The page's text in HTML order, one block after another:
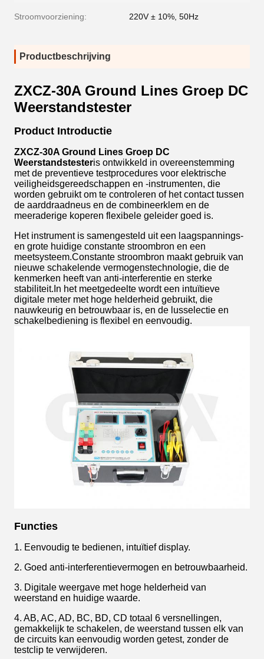
Stroomvoorziening: 220V ± 10%, 50Hz
Productbeschrijving
ZXCZ-30A Ground Lines Groep DC
Weerstandstester
Product Introductie
ZXCZ-30A Ground Lines Groep DC
Weerstandstesteris ontwikkeld in overeenstemming
met de preventieve testprocedures voor elektrische
veiligheidsgereedschappen en -instrumenten, die
worden gebruikt om te controleren of het contact tussen
de aarddraadneus en de combineerklem en de
meeraderige koperen flexibele geleider goed is.
Het instrument is samengesteld uit een laagspannings-
en grote huidige constante stroombron en een
meetsysteem.Constante stroombron maakt gebruik van
nieuwe schakelende vermogenstechnologie, die de
kenmerken heeft van anti-interferentie en sterke
stabiliteit.In het meetgedeelte wordt een intuïtieve
digitale meter met hoge helderheid gebruikt, die
nauwkeurig en betrouwbaar is, en de lusselectie en
schakelbediening is flexibel en eenvoudig.
Functies
1. Eenvoudig te bedienen, intuïtief display.
2. Goed anti-interferentievermogen en betrouwbaarheid.
3. Digitale weergave met hoge helderheid van
weerstand en huidige waarde.
4. AB, AC, AD, BC, BD, CD totaal 6 versnellingen,
gemakkelijk te schakelen, de weerstand tussen elk van
de circuits kan eenvoudig worden getest, zonder de
testclip te verwijderen.